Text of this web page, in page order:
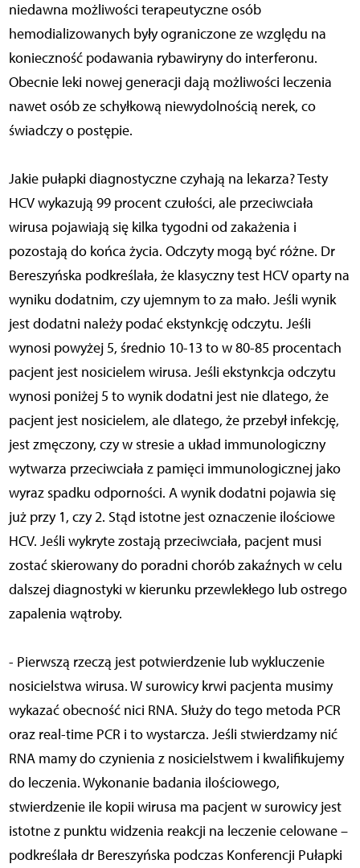
niedawna możliwości terapeutyczne osób
hemodializowanych były ograniczone ze względu na
konieczność podawania rybawiryny do interferonu.
Obecnie leki nowej generacji dają możliwości leczenia
nawet osób ze schyłkową niewydolnością nerek, co
świadczy o postępie.
Jakie pułapki diagnostyczne czyhają na lekarza? Testy
HCV wykazują 99 procent czułości, ale przeciwciała
wirusa pojawiają się kilka tygodni od zakażenia i
pozostają do końca życia. Odczyty mogą być różne. Dr
Bereszyńska podkreślała, że klasyczny test HCV oparty na
wyniku dodatnim, czy ujemnym to za mało. Jeśli wynik
jest dodatni należy podać ekstynkcję odczytu. Jeśli
wynosi powyżej 5, średnio 10-13 to w 80-85 procentach
pacjent jest nosicielem wirusa. Jeśli ekstynkcja odczytu
wynosi poniżej 5 to wynik dodatni jest nie dlatego, że
pacjent jest nosicielem, ale dlatego, że przebył infekcję,
jest zmęczony, czy w stresie a układ immunologiczny
wytwarza przeciwciała z pamięci immunologicznej jako
wyraz spadku odporności. A wynik dodatni pojawia się
już przy 1, czy 2. Stąd istotne jest oznaczenie ilościowe
HCV. Jeśli wykryte zostają przeciwciała, pacjent musi
zostać skierowany do poradni chorób zakaźnych w celu
dalszej diagnostyki w kierunku przewlekłego lub ostrego
zapalenia wątroby.
- Pierwszą rzeczą jest potwierdzenie lub wykluczenie
nosicielstwa wirusa. W surowicy krwi pacjenta musimy
wykazać obecność nici RNA. Służy do tego metoda PCR
oraz real-time PCR i to wystarcza. Jeśli stwierdzamy nić
RNA mamy do czynienia z nosicielstwem i kwalifikujemy
do leczenia. Wykonanie badania ilościowego,
stwierdzenie ile kopii wirusa ma pacjent w surowicy jest
istotne z punktu widzenia reakcji na leczenie celowane –
podkreślała dr Bereszyńska podczas Konferencji Pułapki